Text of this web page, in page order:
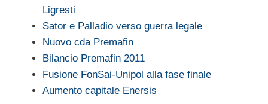
Ligresti
Sator e Palladio verso guerra legale
Nuovo cda Premafin
Bilancio Premafin 2011
Fusione FonSai-Unipol alla fase finale
Aumento capitale Enersis